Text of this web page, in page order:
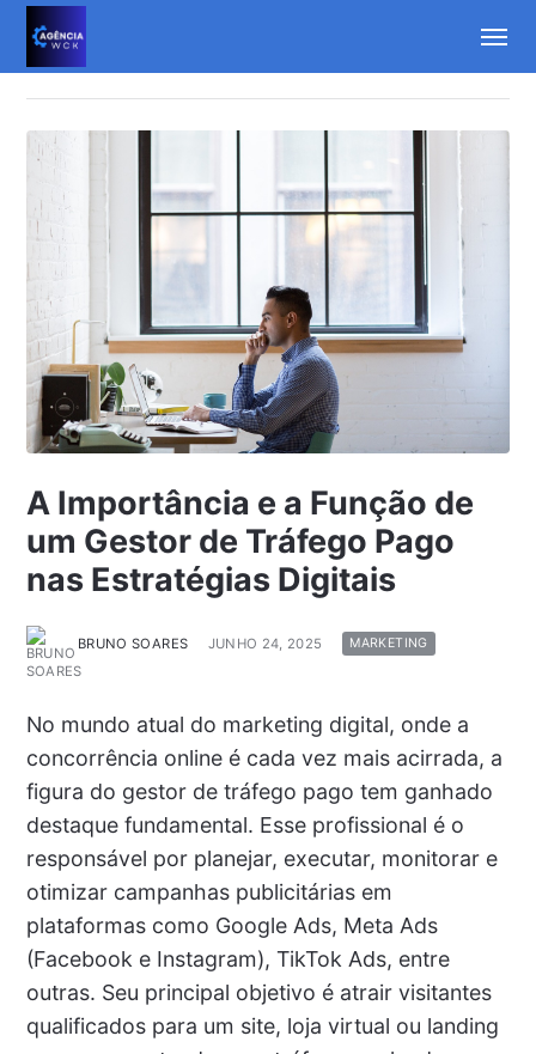
A Importância e a Função de
um Gestor de Tráfego Pago
nas Estratégias Digitais
BRUNO SOARES JUNHO 24, 2025 MARKETING
No mundo atual do marketing digital, onde a
concorrência online é cada vez mais acirrada, a
figura do gestor de tráfego pago tem ganhado
destaque fundamental. Esse profissional é o
responsável por planejar, executar, monitorar e
otimizar campanhas publicitárias em
plataformas como Google Ads, Meta Ads
(Facebook e Instagram), TikTok Ads, entre
outras. Seu principal objetivo é atrair visitantes
qualificados para um site, loja virtual ou landing